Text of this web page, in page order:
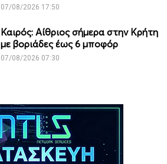
07/08/2026 17:50
Καιρός: Αίθριος σήμερα στην Κρήτη
με βοριάδες έως 6 μποφόρ
07/08/2026 07:30